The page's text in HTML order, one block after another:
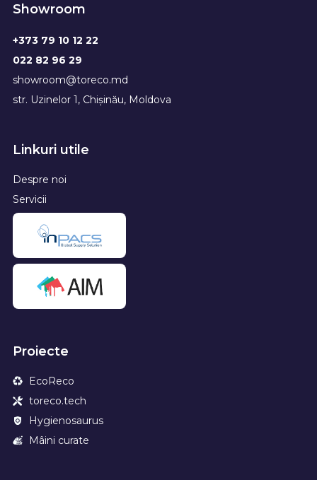
Showroom
+373 79 10 12 22
022 82 96 29
showroom@toreco.md
str. Uzinelor 1, Chișinău, Moldova
Linkuri utile
Despre noi
Servicii
Proiecte
EcoReco
toreco.tech
Hygienosaurus
Mâini curate